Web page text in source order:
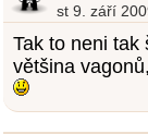
st 9. září
Tak to neni tak
většina